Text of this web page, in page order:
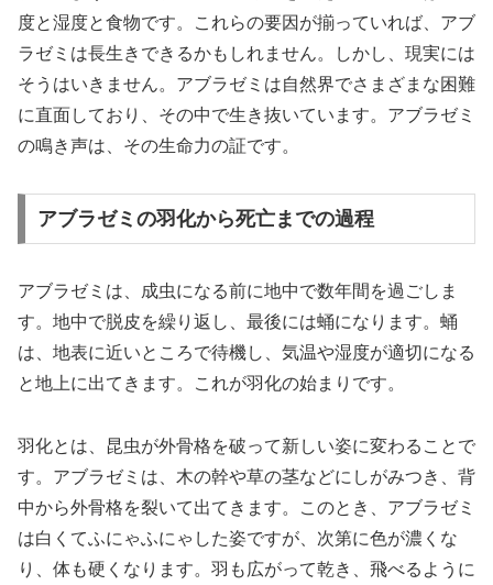
度と湿度と食物です。これらの要因が揃っていれば、アブ
ラゼミは長生きできるかもしれません。しかし、現実には
そうはいきません。アブラゼミは自然界でさまざまな困難
に直面しており、その中で生き抜いています。アブラゼミ
の鳴き声は、その生命力の証です。
アブラゼミの羽化から死亡までの過程
アブラゼミは、成虫になる前に地中で数年間を過ごしま
す。地中で脱皮を繰り返し、最後には蛹になります。蛹
は、地表に近いところで待機し、気温や湿度が適切になる
と地上に出てきます。これが羽化の始まりです。
羽化とは、昆虫が外骨格を破って新しい姿に変わることで
す。アブラゼミは、木の幹や草の茎などにしがみつき、背
中から外骨格を裂いて出てきます。このとき、アブラゼミ
は白くてふにゃふにゃした姿ですが、次第に色が濃くな
り、体も硬くなります。羽も広がって乾き、飛べるように